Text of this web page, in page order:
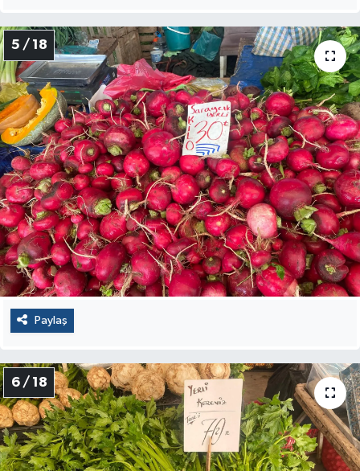
5 / 18
Paylaş
6 / 18